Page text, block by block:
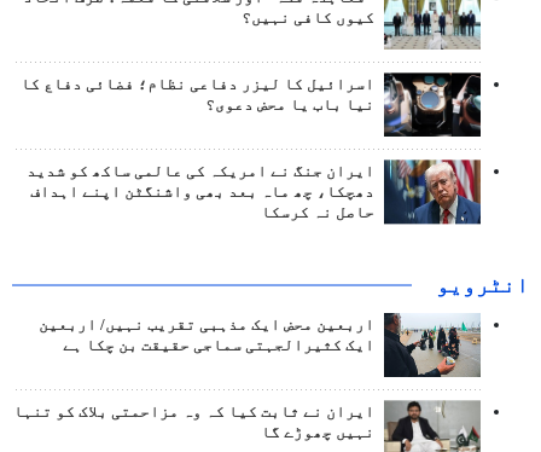
کیوں کافی نہیں؟
اسرائیل کا لیزر دفاعی نظام؛ فضائی دفاع کا
نیا باب یا محض دعوی؟
ایران جنگ نے امریکہ کی عالمی ساکھ کو شدید
دھچکا، چھ ماہ بعد بھی واشنگٹن اپنے اہداف
حاصل نہ کرسکا
انٹرويو
اربعین محض ایک مذہبی تقریب نہیں/ اربعین
ایک کثیرالجہتی سماجی حقیقت بن چکا ہے
ایران نے ثابت کیا کہ وہ مزاحمتی بلاک کو تنہا
نہیں چھوڑے گا